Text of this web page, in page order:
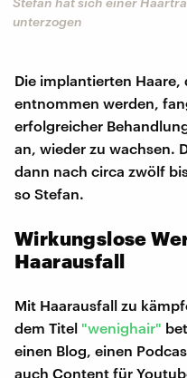
unterzogen
Die implantierten
entnommen werden,
erfolgreicher
an, wieder zu wachsen.
dann nach circa zwölf
so Stefan.
Wirkungslose
Haarausfall
Mit Haarausfall zu
dem Titel "wenighair"
einen Blog, einen
auch Content für